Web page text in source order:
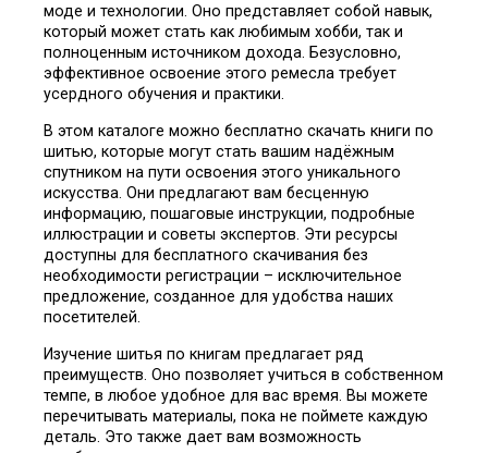
моде и технологии. Оно представляет собой навык,
который может стать как любимым хобби, так и
полноценным источником дохода. Безусловно,
эффективное освоение этого ремесла требует
усердного обучения и практики.
В этом каталоге можно бесплатно скачать книги по
шитью, которые могут стать вашим надёжным
спутником на пути освоения этого уникального
искусства. Они предлагают вам бесценную
информацию, пошаговые инструкции, подробные
иллюстрации и советы экспертов. Эти ресурсы
доступны для бесплатного скачивания без
необходимости регистрации – исключительное
предложение, созданное для удобства наших
посетителей.
Изучение шитья по книгам предлагает ряд
преимуществ. Оно позволяет учиться в собственном
темпе, в любое удобное для вас время. Вы можете
перечитывать материалы, пока не поймете каждую
деталь. Это также дает вам возможность